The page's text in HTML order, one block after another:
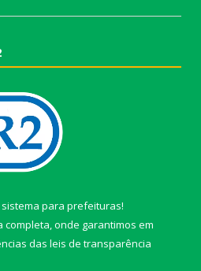
sistema para prefeituras!
completa, onde garantimos em
das leis de transparência